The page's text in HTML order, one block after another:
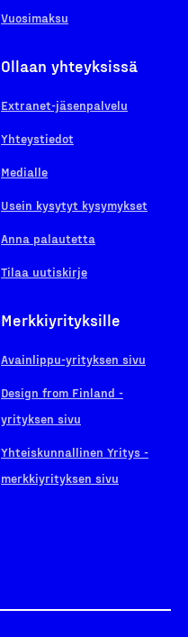
Vuosimaksu
Ollaan yhteyksissä
Extranet-jäsenpalvelu
Yhteystiedot
Medialle
Usein kysytyt kysymykset
Anna palautetta
Tilaa uutiskirje
Merkkiyrityksille
Avainlippu-yrityksen sivu
Design from Finland -
yrityksen sivu
Yhteiskunnallinen Yritys -
merkkiyrityksen sivu